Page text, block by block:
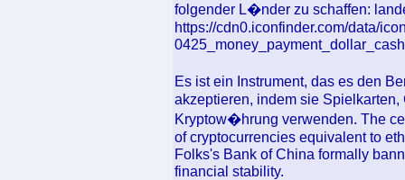
folgender L�nder zu schaffen:
https://cdn0.iconfinder.com/data/
Es ist ein Instrument, das es den
akzeptieren, indem sie
Kryptow�hrung verwenden. The
of cryptocurrencies equivalent to
Folks's Bank of China formally
financial stability.